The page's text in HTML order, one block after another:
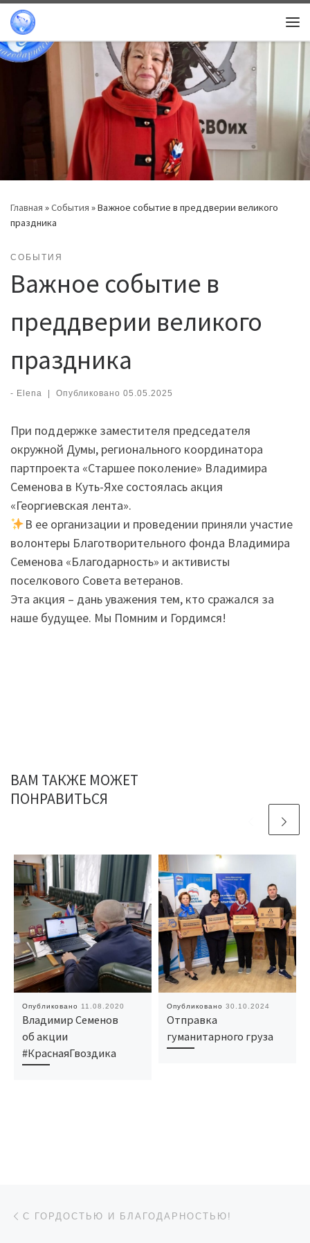
Перейти к содержимому
Главная »События »Важное событие в преддверии великого
праздника
СОБЫТИЯ
Важное событие в
преддверии великого
праздника
- Elena | Опубликовано 05.05.2025
При поддержке заместителя председателя
окружной Думы, регионального координатора
партпроекта «Старшее поколение» Владимира
Семенова в Куть-Яхе состоялась акция
«Георгиевская лента».
В ее организации и проведении приняли участие
волонтеры Благотворительного фонда Владимира
Семенова «Благодарность» и активисты
поселкового Совета ветеранов.
Эта акция – дань уважения тем, кто сражался за
наше будущее. Мы Помним и Гордимся!
ВАМ ТАКЖЕ МОЖЕТ
ПОНРАВИТЬСЯ
Опубликовано 11.08.2020
Владимир Семенов
об акции
#КраснаяГвоздика
Опубликовано 30.10.2024
Отправка
гуманитарного груза
Навигация по записям
С ГОРДОСТЬЮ И БЛАГОДАРНОСТЬЮ!